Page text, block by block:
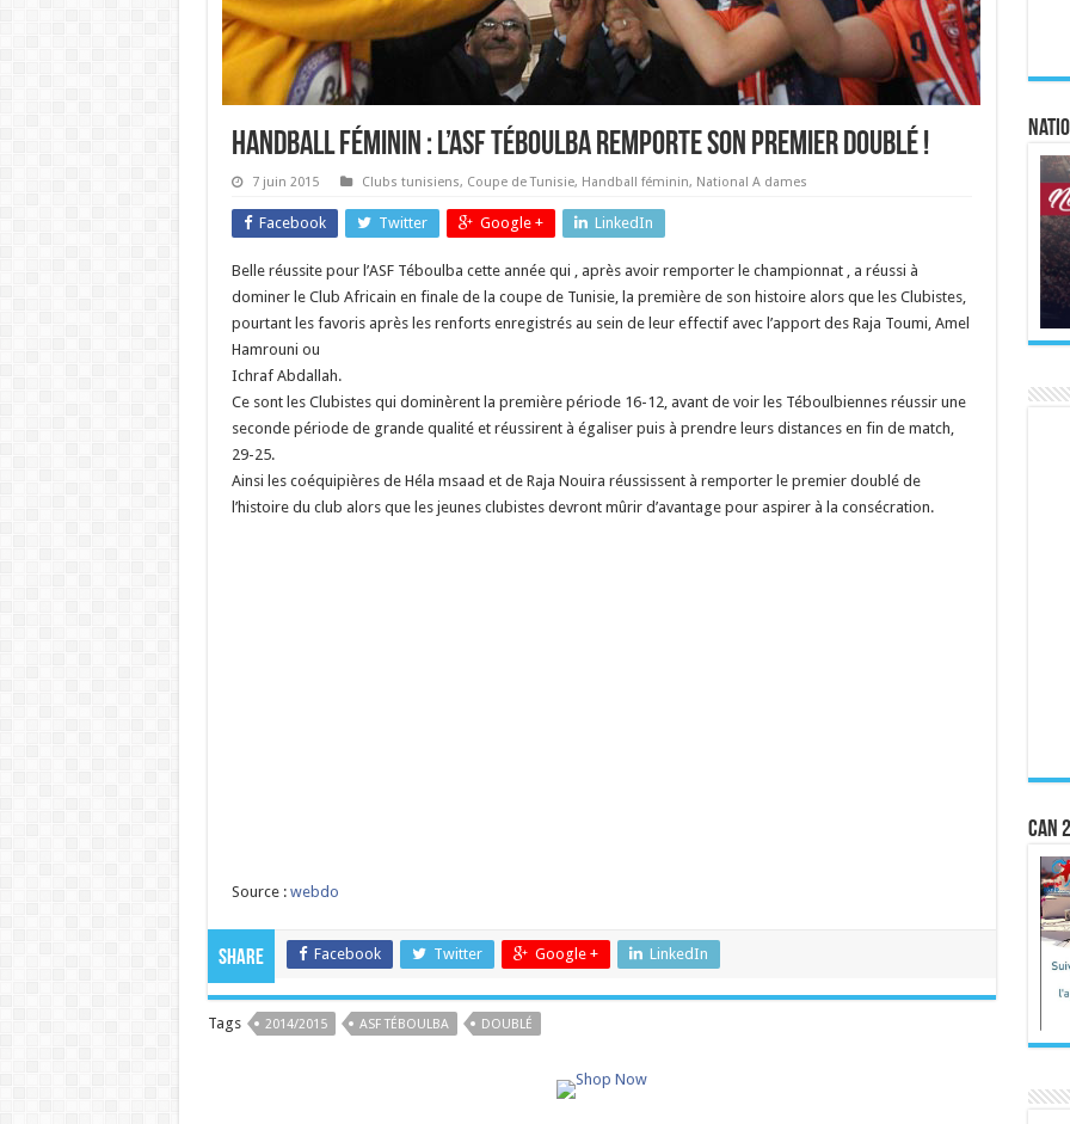
handball féminin : l’ASF Téboulba remporte son premier doublé !
7 juin 2015 Clubs tunisiens, Coupe de Tunisie, Handball féminin, National A dames
Facebook Twitter Google + LinkedIn
Belle réussite pour l’ASF Téboulba cette année qui , après avoir remporter le championnat , a réussi à
dominer le Club Africain en finale de la coupe de Tunisie, la première de son histoire alors que les Clubistes,
pourtant les favoris après les renforts enregistrés au sein de leur effectif avec l’apport des Raja Toumi, Amel
Hamrouni ou
Ichraf Abdallah.
Ce sont les Clubistes qui dominèrent la première période 16-12, avant de voir les Téboulbiennes réussir une
seconde période de grande qualité et réussirent à égaliser puis à prendre leurs distances en fin de match,
29-25.
Ainsi les coéquipières de Héla msaad et de Raja Nouira réussissent à remporter le premier doublé de
l’histoire du club alors que les jeunes clubistes devront mûrir d’avantage pour aspirer à la consécration.
Source : webdo
Share Facebook Twitter Google + LinkedIn
Tags 2014/2015 ASF TÉBOULBA DOUBLÉ
CAN